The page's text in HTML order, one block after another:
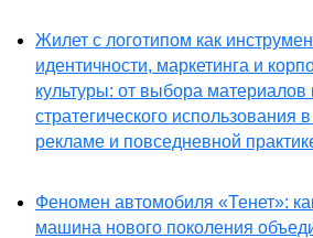
Жилет с логотипом как
идентичности, маркетинга и
культуры: от выбора материалов
стратегического использования
рекламе и повседневной
Феномен автомобиля «Тенет»:
машина нового поколения